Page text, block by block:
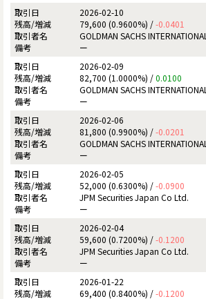
2026-02-10
79,600 (0.9600%) /-0.0401
GOLDMAN SACHS INTERNATIONAL
ー
2026-02-09
82,700 (1.0000%) /0.0100
GOLDMAN SACHS INTERNATIONAL
ー
2026-02-06
81,800 (0.9900%) /-0.0201
GOLDMAN SACHS INTERNATIONAL
ー
2026-02-05
52,000 (0.6300%) /-0.0900
JPM Securities Japan Co Ltd.
ー
2026-02-04
59,600 (0.7200%) /-0.1200
JPM Securities Japan Co Ltd.
ー
2026-01-22
69,400 (0.8400%) /-0.1200